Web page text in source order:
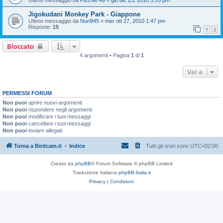
Jigokudani Monkey Park - Giappone
Ultimo messaggio da Nuri945 « mer ott 27, 2010 1:47 pm
Risposte: 15 1 2
Bloccato
4 argomenti • Pagina 1 di 1
Vai a
PERMESSI FORUM
Non puoi aprire nuovi argomenti
Non puoi rispondere negli argomenti
Non puoi modificare i tuoi messaggi
Non puoi cancellare i tuoi messaggi
Non puoi inviare allegati
Torna a Birdcam.it Indice Tutti gli orari sono UTC+02:00
Creato da phpBB® Forum Software © phpBB Limited
Traduzione Italiana phpBB-Italia.it
Privacy | Condizioni